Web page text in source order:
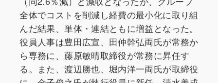
全体でコストを削減し経費の最小化に取り組
んだ結果、単体・連結ともに増益となった。
役員人事は豊田広宣、田仲幹弘両氏が常務か
ら専務に、藤原敏晴取締役が常務に昇任す
る。また、渡辺勝也、堀内洋一両氏が取締役